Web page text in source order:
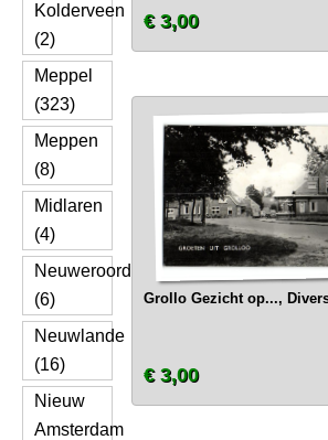
Kolderveen
(2)
Meppel
(323)
Meppen
(8)
Midlaren
(4)
Neuweroord
(6)
Neuwlande
(16)
Nieuw
Amsterdam
€ 3,00
Grollo Gezicht op...,
€ 3,00